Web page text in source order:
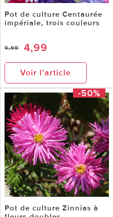
Pot de culture Centaurée
impériale, trois couleurs
9,99 4,99
Voir l’article
-50%
Pot de culture Zinnias à